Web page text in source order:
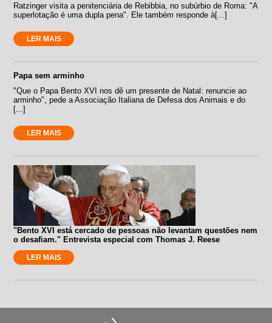
Ratzinger visita a penitenciária de Rebibbia, no subúrbio de Roma: "A
superlotação é uma dupla pena". Ele também responde à[...]
LER MAIS
Papa sem arminho
"Que o Papa Bento XVI nos dê um presente de Natal: renuncie ao
arminho", pede a Associação Italiana de Defesa dos Animais e do
[...]
LER MAIS
"Bento XVI está cercado de pessoas não levantam questões nem
o desafiam." Entrevista especial com Thomas J. Reese
LER MAIS